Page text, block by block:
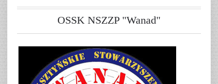
OSSK NSZZP "Wanad"